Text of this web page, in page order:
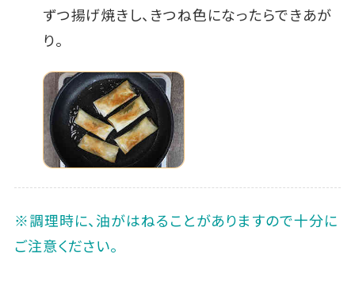
ずつ揚げ焼きし、きつね色になったらできあが
り。
※調理時に、油がはねることがありますので十分に
ご注意ください。